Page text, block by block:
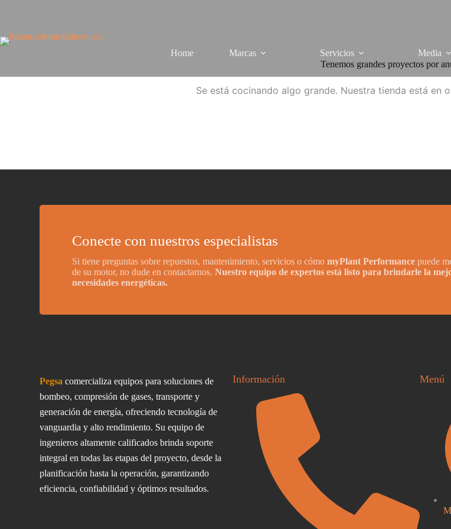
Home Marcas Servicios Media
Tenemos grandes proyectos por
Se está cocinando algo grande. Nuestra tienda está en
Conecte con nuestros especialistas
Si tiene preguntas sobre repuestos, mantenimiento, servicios o cómomyPlant Performance puede
de su motor, no dude en contactarnos.Nuestro equipo de expertos está listo para brindarle la
necesidades energéticas.
Pegsa comercializa equipos para soluciones de
bombeo, compresión de gases, transporte y
generación de energía, ofreciendo tecnología de
vanguardia y alto rendimiento. Su equipo de
ingenieros altamente calificados brinda soporte
integral en todas las etapas del proyecto, desde la
planificación hasta la operación, garantizando
eficiencia, confiabilidad y óptimos resultados.
Información Menú